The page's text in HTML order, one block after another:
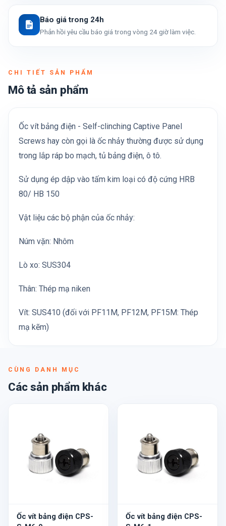
Báo giá trong 24h
Phản hồi yêu cầu báo giá trong vòng 24 giờ làm việc.
CHI TIẾT SẢN PHẨM
Mô tả sản phẩm
Ốc vít bảng điện - Self-clinching Captive Panel
Screws hay còn gọi là ốc nhảy thường được sử dụng
trong lắp ráp bo mạch, tủ bảng điện, ô tô.
Sử dụng ép dập vào tấm kim loại có độ cứng HRB
80/ HB 150
Vật liệu các bộ phận của ốc nhảy:
Núm vặn: Nhôm
Lò xo: SUS304
Thân: Thép mạ niken
Vít: SUS410 (đối với PF11M, PF12M, PF15M: Thép
mạ kẽm)
CÙNG DANH MỤC
Các sản phẩm khác
Ốc vít bảng điện CPS-
Ốc vít bảng điện CPS-